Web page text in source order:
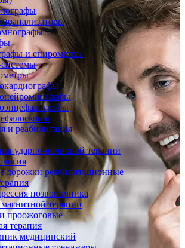
и спирометры
и реабилитация
ударно-волновой терапии
дорожки реабилитационные
позвоночника
терапии
проожоговые
терапия
медицинский